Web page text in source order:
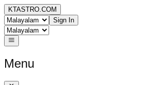
KTASTRO.COM
Sign In
Menu